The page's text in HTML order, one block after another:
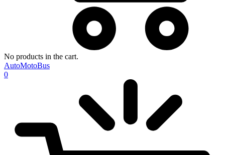
No products in the cart.
AutoMotoBus
0